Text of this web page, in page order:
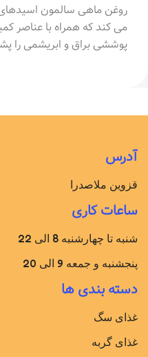
می کند که همراه با عناصر
پوششی براق و ابریشمی را
آدرس
قزوین ملاصدرا
ساعات کاری
شنبه تا چهارشنبه 8 الی 22
پنجشنبه و جمعه 9 الی 20
دسته بندی ها
غذای سگ
غذای گربه